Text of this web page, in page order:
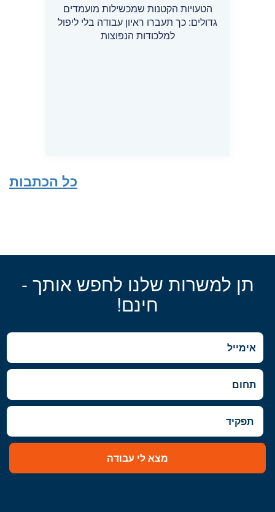
הטעויות הקטנות שמכשילות מועמדים
גדולים: כך תעברו ראיון עבודה בלי ליפול
למלכודות הנפוצות
כל הכתבות
תן למשרות שלנו לחפש אותך -
חינם!
מצא לי עבודה